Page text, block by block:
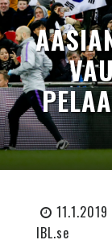
11.1.2019
IBL.se